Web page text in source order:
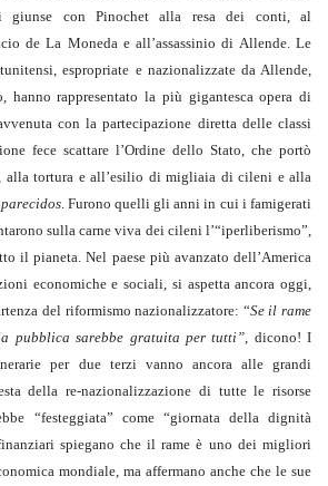
giunse con Pinochet alla resa dei conti, al
de La Moneda e all’assassinio di Allende. Le
espropriate e nazionalizzate da Allende,
hanno rappresentato la più gigantesca opera di
con la partecipazione diretta delle classi
fece scattare l’Ordine dello Stato, che portò
alla tortura e all’esilio di migliaia di cileni e alla
. Furono quelli gli anni in cui i famigerati
sulla carne viva dei cileni l’“iperliberismo”,
il pianeta. Nel paese più avanzato dell’America
economiche e sociali, si aspetta ancora oggi,
del riformismo nazionalizzatore: “Se il rame
pubblica sarebbe gratuita per tutti”, dicono! I
per due terzi vanno ancora alle grandi
della re-nazionalizzazione di tutte le risorse
“festeggiata” come “giornata della dignità
spiegano che il rame è uno dei migliori
mondiale, ma affermano anche che le sue